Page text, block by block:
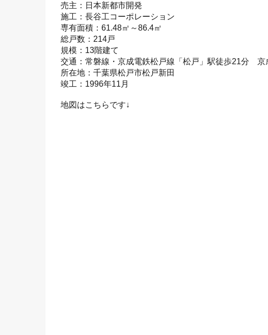
売主：日本新都市開発
施工：長谷工コーポレーション
専有面積：61.48㎡～86.4㎡
総戸数：214戸
規模：13階建て
交通：常磐線・京成電鉄松戸線「松戸」駅徒歩21分
所在地：千葉県松戸市松戸新田
竣工：1996年11月
地図はこちらです↓